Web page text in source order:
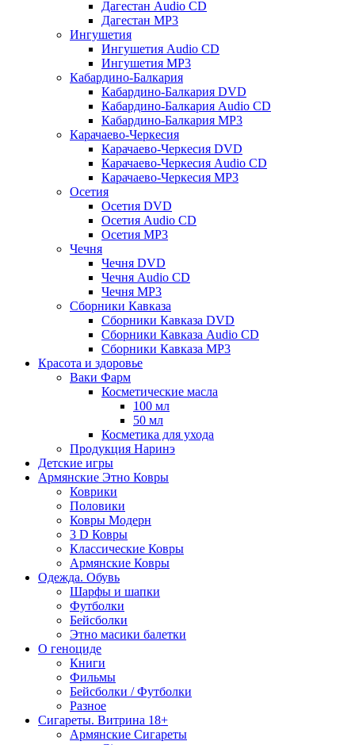
Дагестан Audio CD
Дагестан MP3
Ингушетия
Ингушетия Audio CD
Ингушетия MP3
Кабардино-Балкария
Кабардино-Балкария DVD
Кабардино-Балкария Audio CD
Кабардино-Балкария MP3
Карачаево-Черкесия
Карачаево-Черкесия DVD
Карачаево-Черкесия Audio CD
Карачаево-Черкесия MP3
Осетия
Осетия DVD
Осетия Audio CD
Осетия MP3
Чечня
Чечня DVD
Чечня Audio CD
Чечня MP3
Сборники Кавказа
Сборники Кавказа DVD
Сборники Кавказа Audio CD
Сборники Кавказа MP3
Красота и здоровье
Ваки Фарм
Косметические масла
100 мл
50 мл
Косметика для ухода
Продукция Наринэ
Детские игры
Армянские Этно Ковры
Коврики
Половики
Ковры Модерн
3 D Ковры
Классические Ковры
Армянские Ковры
Одежда. Обувь
Шарфы и шапки
Футболки
Бейсболки
Этно масики балетки
О геноциде
Книги
Фильмы
Бейсболки / Футболки
Разное
Сигареты. Витрина 18+
Армянские Сигареты